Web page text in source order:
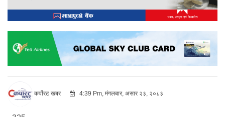
कर्पोरट खबर 4:39 Pm, मंगलबार, असार २३, २०८३